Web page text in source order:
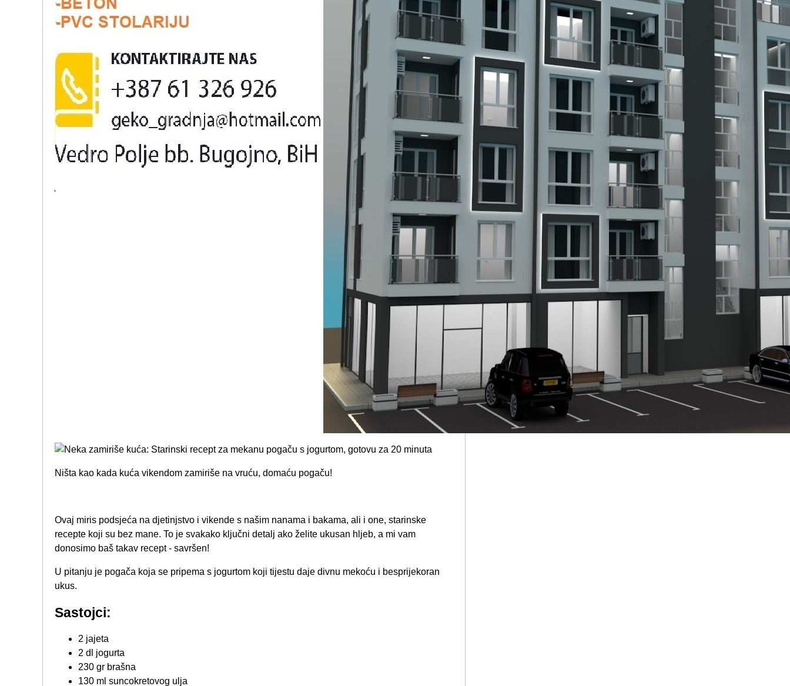
Ništa kao kada kuća vikendom zamiriše na vruću, domaću pogaču!
Ovaj miris podsjeća na djetinjstvo i vikende s našim nanama i bakama, ali i one, starinske
recepte koji su bez mane. To je svakako ključni detalj ako želite ukusan hljeb, a mi vam
donosimo baš takav recept - savršen!
U pitanju je pogača koja se pripema s jogurtom koji tijestu daje divnu mekoću i besprijekoran
ukus.
Sastojci:
2 jajeta
2 dl jogurta
230 gr brašna
130 ml suncokretovog ulja